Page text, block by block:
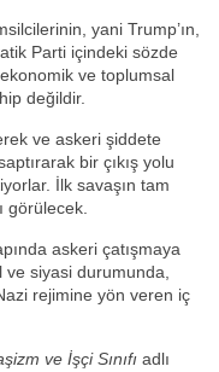
yani Trump’ın,
Parti içindeki sözde
ve toplumsal
değildir.
ve askeri şiddete
bir çıkış yolu
İlk savaşın tam
görülecek.
askeri çatışmaya
ve siyasi durumunda,
rejimine yön veren iç
ve İşçi Sınıfı adlı